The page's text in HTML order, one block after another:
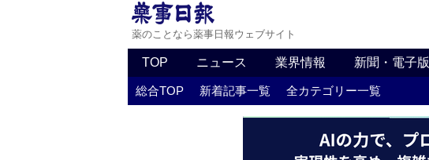
薬のことなら薬事日報ウェブサイト
TOP ニュース 業界情報 新聞・電子版
総合TOP 新着記事一覧 全カテゴリー一覧